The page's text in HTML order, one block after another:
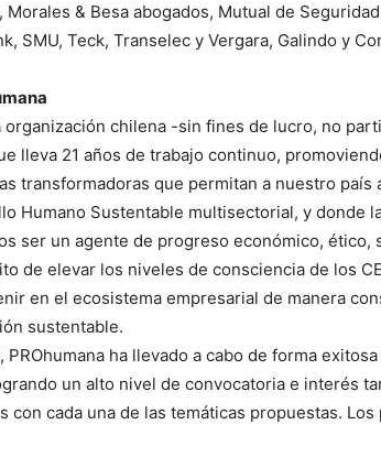
& Besa abogados, Mutual de
SMU, Teck, Transelec y Vergara, Galindo y
organización chilena -sin fines de lucro, no
lleva 21 años de trabajo continuo,
transformadoras que permitan a nuestro país
Humano Sustentable multisectorial, y donde
ser un agente de progreso económico, ético,
de elevar los niveles de consciencia de los
en el ecosistema empresarial de manera
sustentable.
PROhumana ha llevado a cabo de forma
un alto nivel de convocatoria e interés
con cada una de las temáticas propuestas.